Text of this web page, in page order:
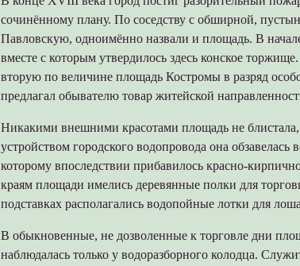
сочинённому плану. По соседству с обширной,
Павловскую, одноимённо назвали и площадь. В
вместе с которым утвердилось здесь конское
вторую по величине площадь Костромы в разряд
предлагал обывателю товар житейской
Никакими внешними красотами площадь не
устройством городского водопровода она
которому впоследствии прибавилось красно-
краям площади имелись деревянные полки для
подставках располагались водопойные лотки для
В обыкновенные, не дозволенные к торговле дни
наблюдалась только у водоразборного колодца.